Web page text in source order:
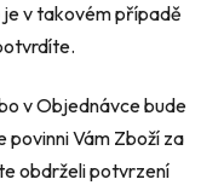
v takovém případě
v Objednávce bude
povinni Vám Zboží za
obdrželi potvrzení